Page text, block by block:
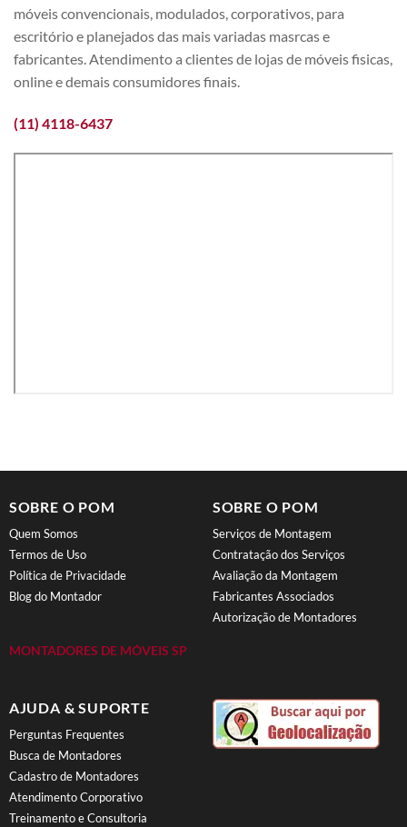
móveis convencionais, modulados, corporativos, para
escritório e planejados das mais variadas masrcas e
fabricantes. Atendimento a clientes de lojas de móveis fisicas,
online e demais consumidores finais.
(11) 4118-6437
SOBRE O POM
Quem Somos
Termos de Uso
Política de Privacidade
Blog do Montador
MONTADORES DE MÓVEIS SP
SOBRE O POM
Serviços de Montagem
Contratação dos Serviços
Avaliação da Montagem
Fabricantes Associados
Autorização de Montadores
AJUDA & SUPORTE
Perguntas Frequentes
Busca de Montadores
Cadastro de Montadores
Atendimento Corporativo
Treinamento e Consultoria